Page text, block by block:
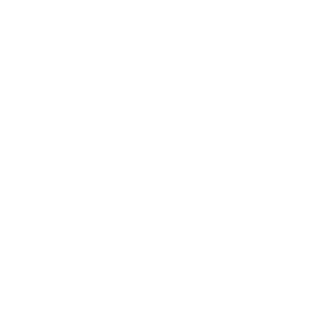
Dębniki, Podgórki